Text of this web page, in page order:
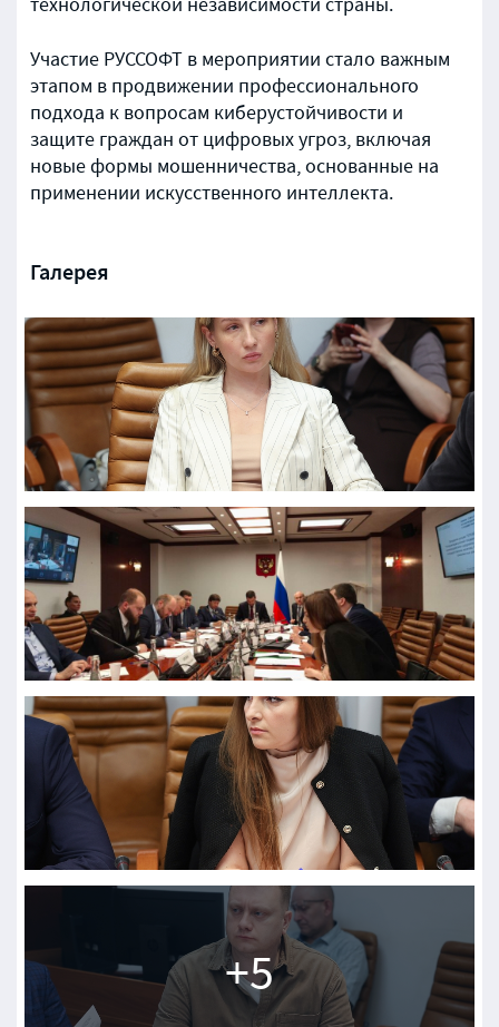
Участие РУССОФТ в мероприятии стало важным
этапом в продвижении профессионального
подхода к вопросам киберустойчивости и
защите граждан от цифровых угроз, включая
новые формы мошенничества, основанные на
применении искусственного интеллекта.
Галерея